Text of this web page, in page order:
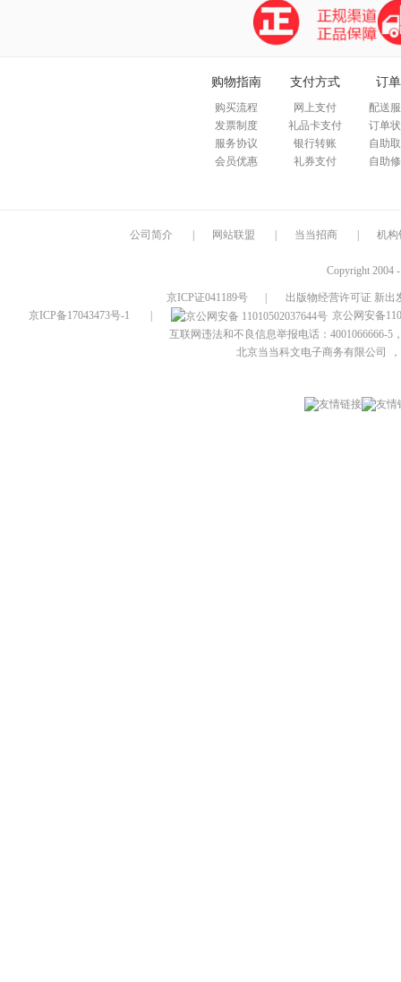
购物指南
购买流程
发票制度
服务协议
会员优惠
支付方式
网上支付
礼品卡支付
银行转账
礼券支付
订
配送
订单
自助
自助
公司简介 网站联盟 当当招商 机构
Copyright 2004
京ICP证041189号
出版物经营许可证 新出
京ICP备17043473号-1
京公网安备
互联网违法和不良信息举报电话：4001066666-5
北京当当科文电子商务有限公司